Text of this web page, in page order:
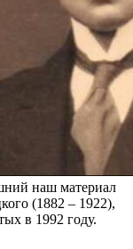
наш материал
(1882 – 1922),
в 1992 году.